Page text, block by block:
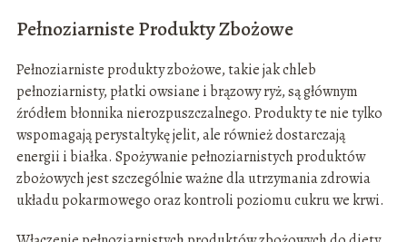
Pełnoziarniste Produkty Zbożowe
Pełnoziarniste produkty zbożowe, takie jak chleb
pełnoziarnisty, płatki owsiane i brązowy ryż, są głównym
źródłem błonnika nierozpuszczalnego. Produkty te nie tylko
wspomagają perystaltykę jelit, ale również dostarczają
energii i białka. Spożywanie pełnoziarnistych produktów
zbożowych jest szczególnie ważne dla utrzymania zdrowia
układu pokarmowego oraz kontroli poziomu cukru we krwi.